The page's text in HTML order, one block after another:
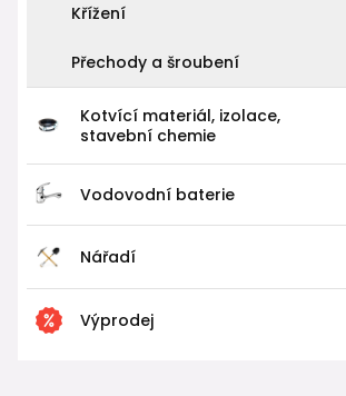
Křížení
Přechody a šroubení
Kotvící materiál, izolace,
stavební chemie
Vodovodní baterie
Nářadí
Výprodej